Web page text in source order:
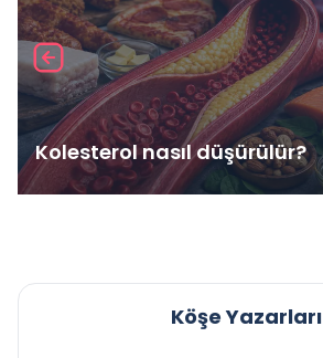
Kolesterol nasıl düşürülür?
Köşe Yazarları